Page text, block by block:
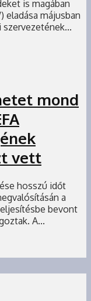
is magában
eladása májusban
mond
vett
hosszú időt
a
bevont
A...